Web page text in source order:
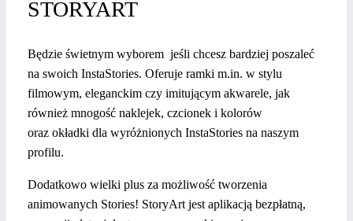
STORYART
Będzie świetnym wyborem jeśli chcesz bardziej poszaleć
na swoich InstaStories. Oferuje ramki m.in. w stylu
filmowym, eleganckim czy imitującym akwarele, jak
również mnogość naklejek, czcionek i kolorów
oraz okładki dla wyróżnionych InstaStories na naszym
profilu.
Dodatkowo wielki plus za możliwość tworzenia
animowanych Stories! StoryArt jest aplikacją bezpłatną,